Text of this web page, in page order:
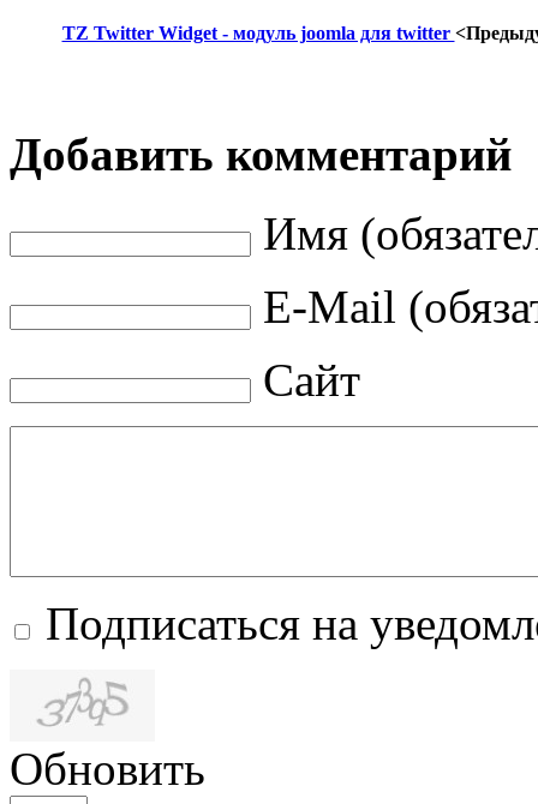
TZ Twitter Widget - модуль joomla для twitter
Добавить комментарий
Имя
E-Mail
Сайт
Подписаться на
Обновить